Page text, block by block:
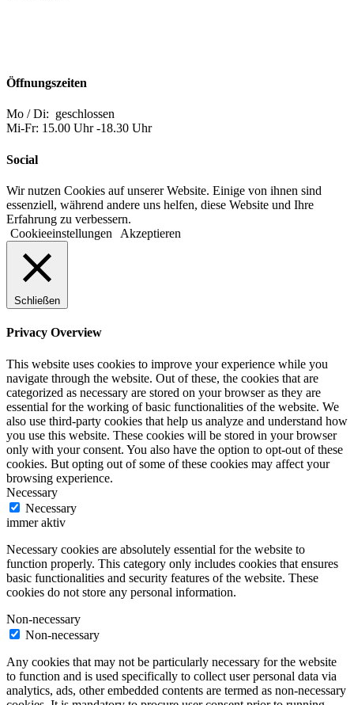
Öffnungszeiten
Mo / Di: geschlossen
Mi-Fr: 15.00 Uhr -18.30 Uhr
Social
Wir nutzen Cookies auf unserer Website. Einige von ihnen sind
essenziell, während andere uns helfen, diese Website und Ihre
Erfahrung zu verbessern.
Cookieeinstellungen
Akzeptieren
Schließen
Privacy Overview
This website uses cookies to improve your experience while you
navigate through the website. Out of these, the cookies that are
categorized as necessary are stored on your browser as they are
essential for the working of basic functionalities of the website. We
also use third-party cookies that help us analyze and understand how
you use this website. These cookies will be stored in your browser
only with your consent. You also have the option to opt-out of these
cookies. But opting out of some of these cookies may affect your
browsing experience.
Necessary
Necessary
immer aktiv
Necessary cookies are absolutely essential for the website to
function properly. This category only includes cookies that ensures
basic functionalities and security features of the website. These
cookies do not store any personal information.
Non-necessary
Non-necessary
Any cookies that may not be particularly necessary for the website
to function and is used specifically to collect user personal data via
analytics, ads, other embedded contents are termed as non-necessary